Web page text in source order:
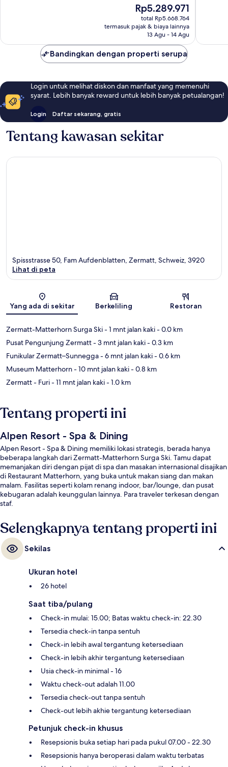
Harga
sekarang
Rp5.289.971
Rp5.289.971
total Rp5.668.764
termasuk pajak & biaya lainnya
13 Agu - 14 Agu
Bandingkan dengan properti serupa
Login untuk melihat diskon dan manfaat yang memenuhi
syarat. Lebih banyak reward untuk lebih banyak petualangan!
Login Daftar sekarang, gratis
Tentang kawasan sekitar
Peta
Spissstrasse 50, Fam Aufdenblatten, Zermatt, Schweiz, 3920
Lihat di peta
Yang ada di sekitar Berkeliling Restoran
Zermatt-Matterhorn Surga Ski- 1 mnt jalan kaki- 0.0 km
Pusat Pengunjung Zermatt- 3 mnt jalan kaki- 0.3 km
Funikular Zermatt–Sunnegga- 6 mnt jalan kaki- 0.6 km
Museum Matterhorn- 10 mnt jalan kaki- 0.8 km
Zermatt - Furi- 11 mnt jalan kaki- 1.0 km
Tentang properti ini
Alpen Resort - Spa & Dining
Alpen Resort - Spa & Dining memiliki lokasi strategis, berada hanya
beberapa langkah dari Zermatt-Matterhorn Surga Ski. Tamu dapat
memanjakan diri dengan pijat di spa dan masakan internasional disajikan
di Restaurant Matterhorn, yang buka untuk makan siang dan makan
malam. Fasilitas seperti kolam renang indoor, bar/lounge, dan pusat
kebugaran adalah keunggulan lainnya. Para traveler terkesan dengan
staf.
Selengkapnya tentang properti ini
Sekilas
Ukuran hotel
26 hotel
Saat tiba/pulang
Check-in mulai: 15.00; Batas waktu check-in: 22.30
Tersedia check-in tanpa sentuh
Check-in lebih awal tergantung ketersediaan
Check-in lebih akhir tergantung ketersediaan
Usia check-in minimal - 16
Waktu check-out adalah 11.00
Tersedia check-out tanpa sentuh
Check-out lebih akhie tergantung ketersediaan
Petunjuk check-in khusus
Resepsionis buka setiap hari pada pukul 07.00 - 22.30
Resepsionis hanya beroperasi dalam waktu terbatas